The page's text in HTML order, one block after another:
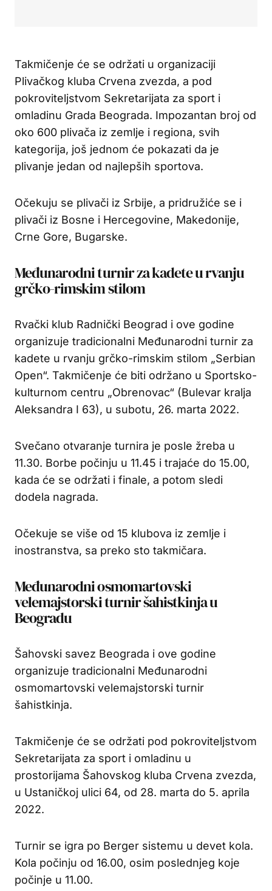
Takmičenje će se održati u organizaciji
Plivačkog kluba Crvena zvezda, a pod
pokroviteljstvom Sekretarijata za sport i
omladinu Grada Beograda. Impozantan broj od
oko 600 plivača iz zemlje i regiona, svih
kategorija, još jednom će pokazati da je
plivanje jedan od najlepših sportova.
Očekuju se plivači iz Srbije, a pridružiće se i
plivači iz Bosne i Hercegovine, Makedonije,
Crne Gore, Bugarske.
Međunarodni turnir za kadete u rvanju
grčko-rimskim stilom
Rvački klub Radnički Beograd i ove godine
organizuje tradicionalni Međunarodni turnir za
kadete u rvanju grčko-rimskim stilom „Serbian
Open“. Takmičenje će biti održano u Sportsko-
kulturnom centru „Obrenovac“ (Bulevar kralja
Aleksandra I 63), u subotu, 26. marta 2022.
Svečano otvaranje turnira je posle žreba u
11.30. Borbe počinju u 11.45 i trajaće do 15.00,
kada će se održati i finale, a potom sledi
dodela nagrada.
Očekuje se više od 15 klubova iz zemlje i
inostranstva, sa preko sto takmičara.
Međunarodni osmomartovski
velemajstorski turnir šahistkinja u
Beogradu
Šahovski savez Beograda i ove godine
organizuje tradicionalni Međunarodni
osmomartovski velemajstorski turnir
šahistkinja.
Takmičenje će se održati pod pokroviteljstvom
Sekretarijata za sport i omladinu u
prostorijama Šahovskog kluba Crvena zvezda,
u Ustaničkoj ulici 64, od 28. marta do 5. aprila
2022.
Turnir se igra po Berger sistemu u devet kola.
Kola počinju od 16.00, osim poslednjeg koje
počinje u 11.00.